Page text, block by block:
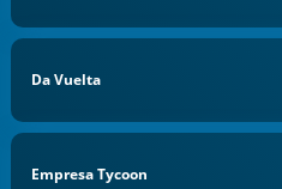
Da Vuelta
Empresa Tycoon